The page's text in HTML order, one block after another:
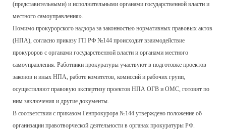
(представительными) и исполнительными органами государственной власти и
местного самоуправления».
Помимо прокурорского надзора за законностью нормативных правовых актов
(НПА), согласно приказу ГП РФ №144 происходит взаимодействие
прокуроров с органами государственной власти и органами местного
самоуправления. Работники прокуратуры участвуют в подготовке проектов
законов и иных НПА, работе комитетов, комиссий и рабочих групп,
осуществляют правовую экспертизу проектов НПА ОГВ и ОМС, готовят по
ним заключения и другие документы.
В соответствии с приказом Генпрокурора №144 утверждено положение об
организации правотворческой деятельности в органах прокуратуры РФ.